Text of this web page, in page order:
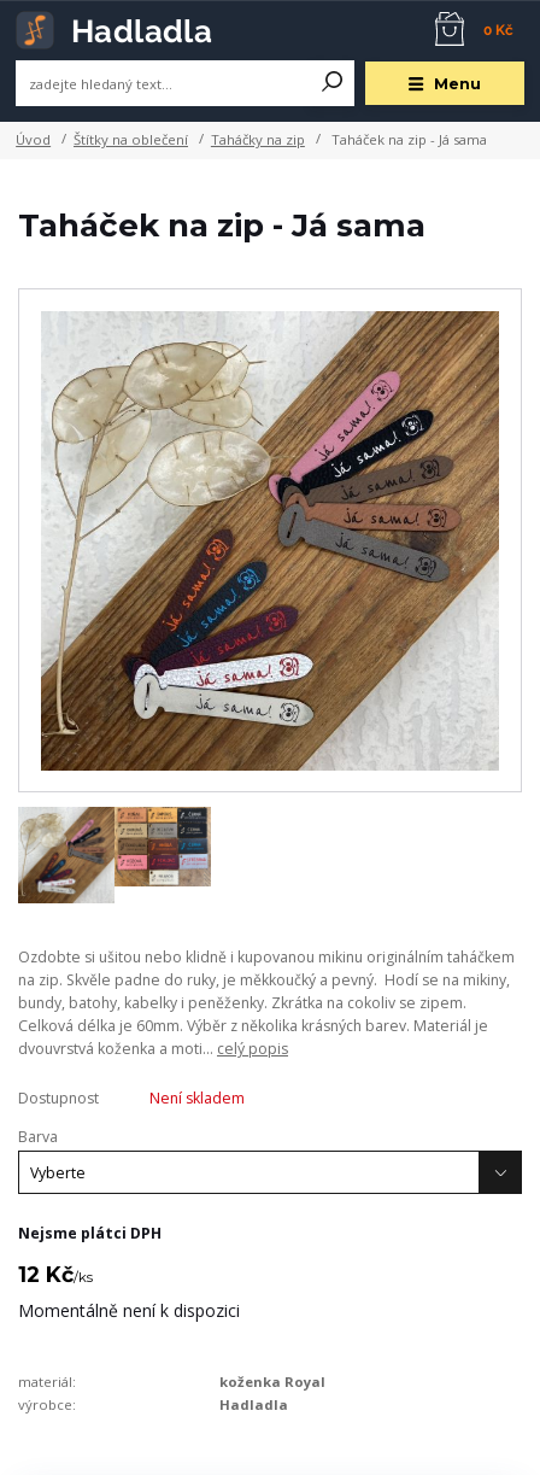
Menu
0 Kč
Úvod Štítky na oblečení Taháčky na zip Taháček na zip - Já sama
Taháček na zip - Já sama
Ozdobte si ušitou nebo klidně i kupovanou mikinu originálním taháčkem
na zip. Skvěle padne do ruky, je měkkoučký a pevný. Hodí se na mikiny,
bundy, batohy, kabelky i peněženky. Zkrátka na cokoliv se zipem.
Celková délka je 60mm. Výběr z několika krásných barev. Materiál je
dvouvrstvá koženka a moti... celý popis
Dostupnost
Není skladem
Barva
Nejsme plátci DPH
12 Kč/ks
Momentálně není k dispozici
materiál:
koženka Royal
výrobce:
Hadladla